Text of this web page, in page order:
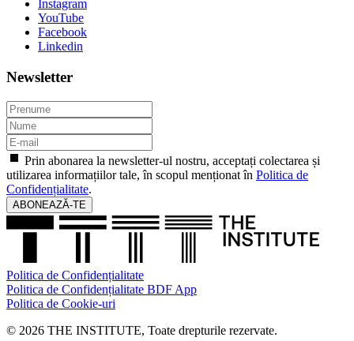
Instagram
YouTube
Facebook
Linkedin
Newsletter
Prin abonarea la newsletter-ul nostru, acceptați colectarea și
utilizarea informațiilor tale, în scopul menționat în Politica de
Confidențialitate.
ABONEAZĂ-TE
Politica de Confidențialitate
Politica de Confidențialitate BDF App
Politica de Cookie-uri
© 2026 THE INSTITUTE, Toate drepturile rezervate.